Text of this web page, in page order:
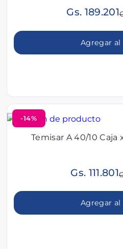
Gs. 189.201
Agregar
-14%
Temisar A 40/10
Gs. 111.801
Agregar